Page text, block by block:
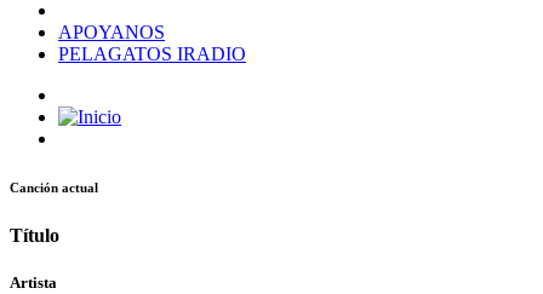
APOYANOS
PELAGATOS IRADIO
Canción actual
Título
Artista